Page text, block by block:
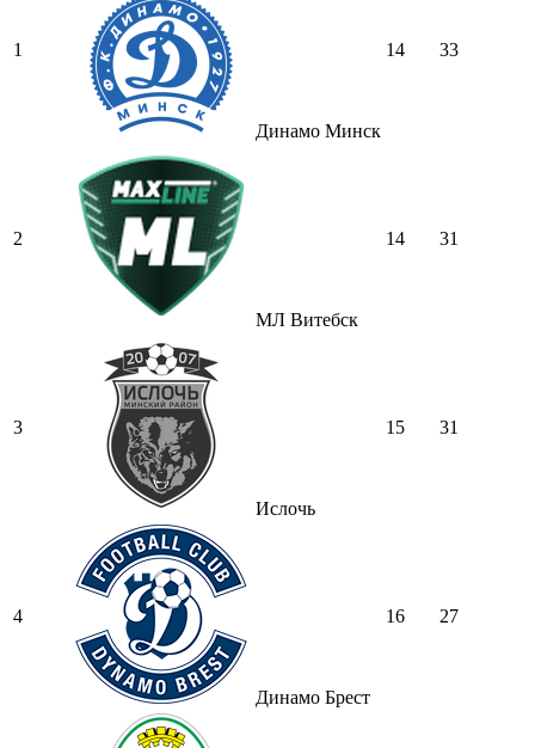
1
Динамо Минск
14 33
2
МЛ Витебск
14 31
3
Ислочь
15 31
4
Динамо Брест
16 27